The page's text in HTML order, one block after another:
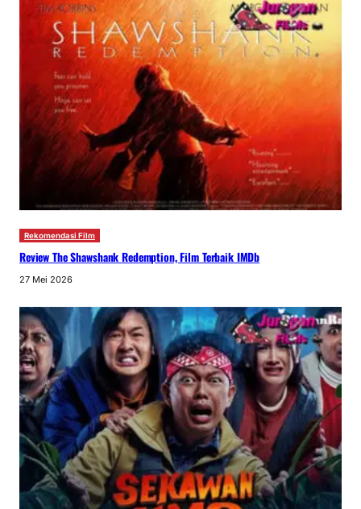
Rekomendasi Film
Review The Shawshank Redemption, Film Terbaik IMDb
27 Mei 2026